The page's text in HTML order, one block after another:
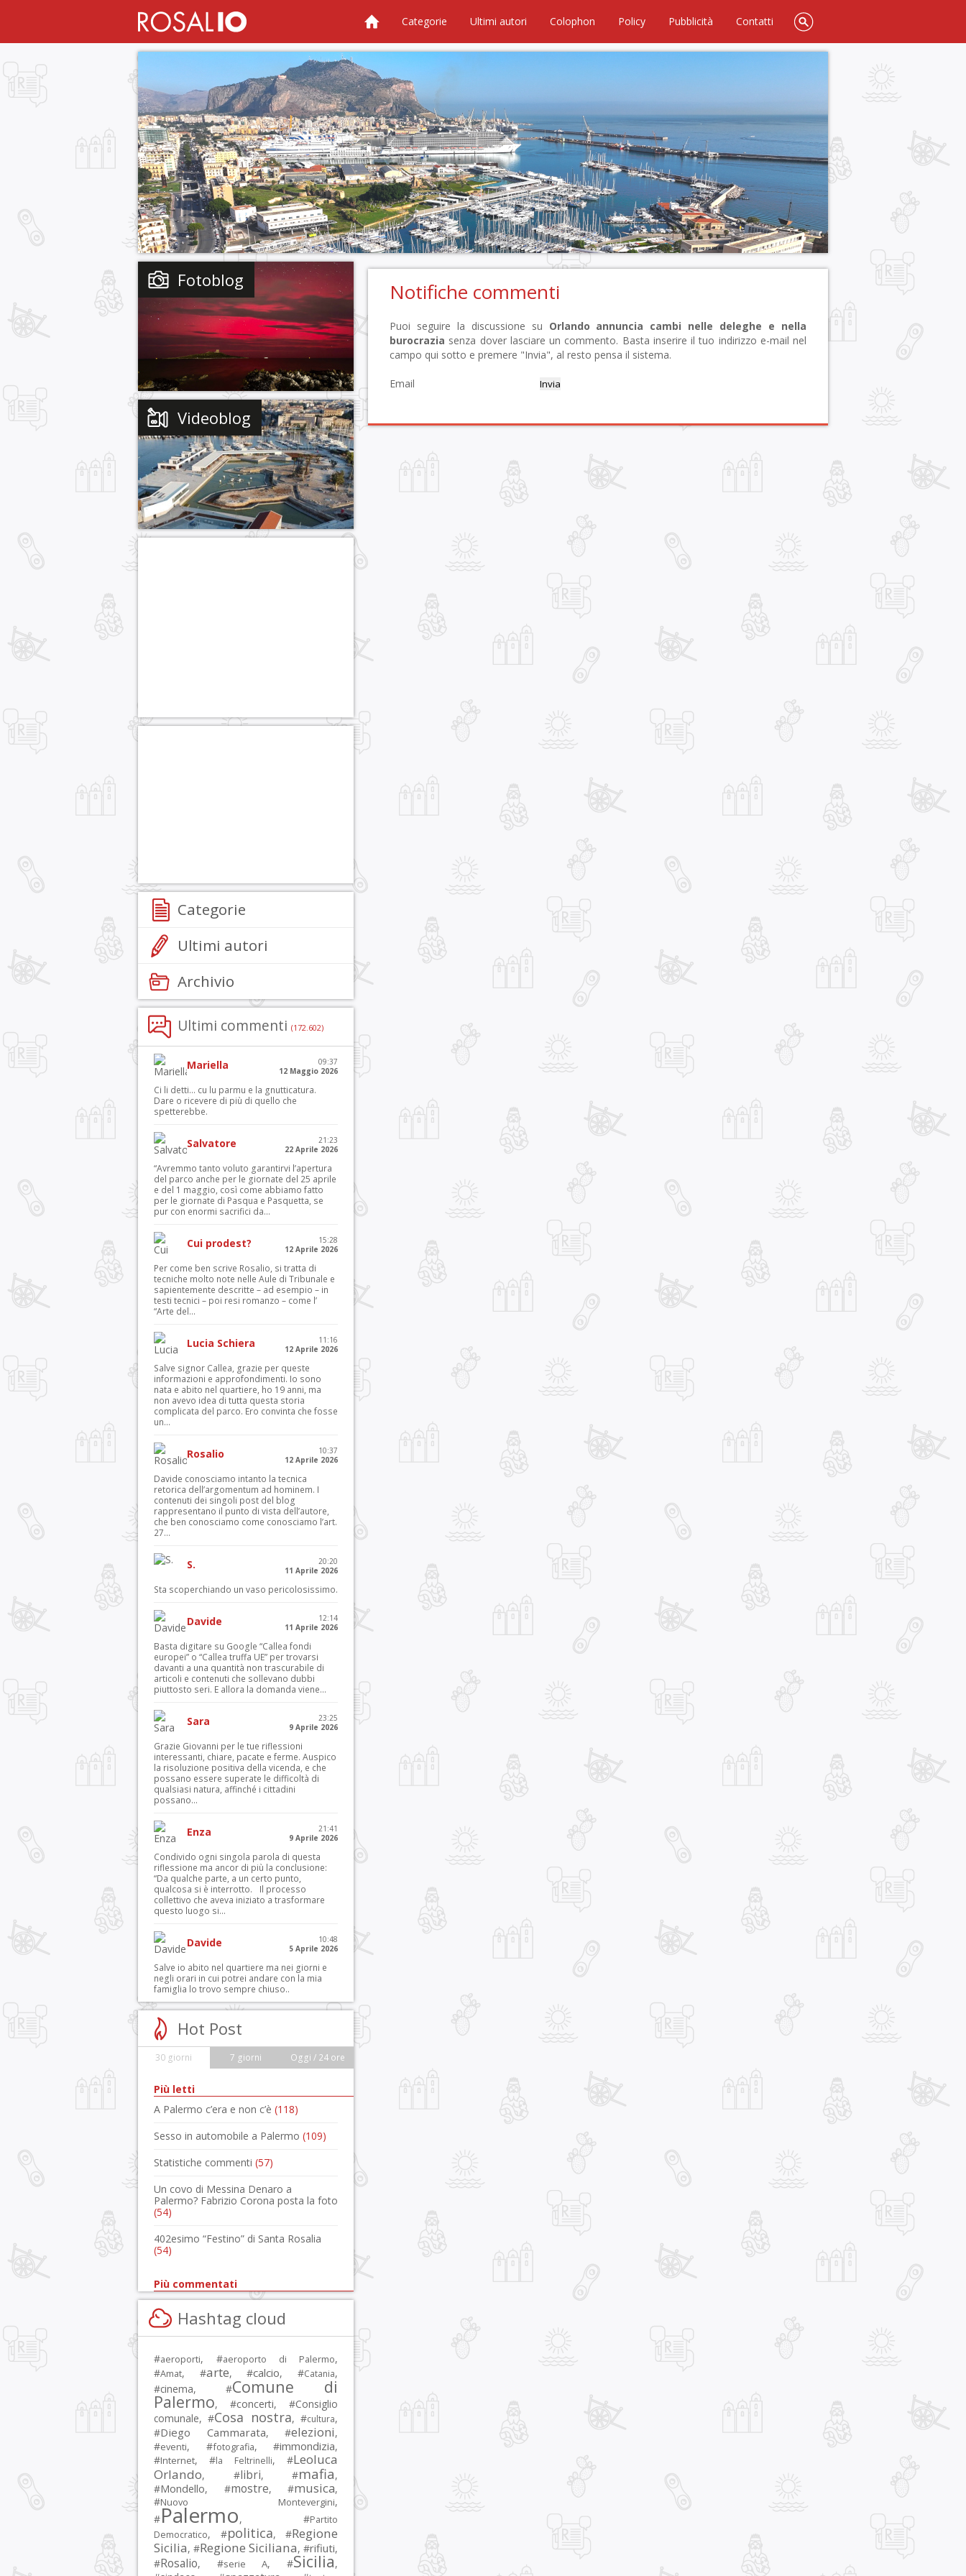
Categorie Ultimi autori Colophon Policy Pubblicità Contatti
Notifiche commenti
Puoi seguire la discussione su Orlando annuncia cambi nelle deleghe e nella
burocrazia senza dover lasciare un commento. Basta inserire il tuo indirizzo e-mail nel
campo qui sotto e premere "Invia", al resto pensa il sistema.
Email
Fotoblog
Videoblog
Categorie
Ultimi autori
Archivio
Ultimi commenti (172.602)
Mariella
09:37
12 Maggio 2026
Ci li detti… cu lu parmu e la gnutticatura.
Dare o ricevere di più di quello che
spetterebbe.
Salvatore
21:23
22 Aprile 2026
“Avremmo tanto voluto garantirvi l’apertura
del parco anche per le giornate del 25 aprile
e del 1 maggio, così come abbiamo fatto
per le giornate di Pasqua e Pasquetta, se
pur con enormi sacrifici da...
Cui prodest?
15:28
12 Aprile 2026
Per come ben scrive Rosalio, si tratta di
tecniche molto note nelle Aule di Tribunale e
sapientemente descritte – ad esempio – in
testi tecnici – poi resi romanzo – come l’
“Arte del...
Lucia Schiera
11:16
12 Aprile 2026
Salve signor Callea, grazie per queste
informazioni e approfondimenti. Io sono
nata e abito nel quartiere, ho 19 anni, ma
non avevo idea di tutta questa storia
complicata del parco. Ero convinta che fosse
un...
Rosalio
10:37
12 Aprile 2026
Davide conosciamo intanto la tecnica
retorica dell’argomentum ad hominem. I
contenuti dei singoli post del blog
rappresentano il punto di vista dell’autore,
che ben conosciamo come conosciamo l’art.
27...
S.
20:20
11 Aprile 2026
Sta scoperchiando un vaso pericolosissimo.
Davide
12:14
11 Aprile 2026
Basta digitare su Google “Callea fondi
europei” o “Callea truffa UE” per trovarsi
davanti a una quantità non trascurabile di
articoli e contenuti che sollevano dubbi
piuttosto seri. E allora la domanda viene...
Sara
23:25
9 Aprile 2026
Grazie Giovanni per le tue riflessioni
interessanti, chiare, pacate e ferme. Auspico
la risoluzione positiva della vicenda, e che
possano essere superate le difficoltà di
qualsiasi natura, affinché i cittadini
possano...
Enza
21:41
9 Aprile 2026
Condivido ogni singola parola di questa
riflessione ma ancor di più la conclusione:
“Da qualche parte, a un certo punto,
qualcosa si è interrotto. Il processo
collettivo che aveva iniziato a trasformare
questo luogo si...
Davide
10:48
5 Aprile 2026
Salve io abito nel quartiere ma nei giorni e
negli orari in cui potrei andare con la mia
famiglia lo trovo sempre chiuso..
Hot Post
30 giorni 7 giorni Oggi / 24 ore
Più letti
A Palermo c’era e non c’è (118)
Sesso in automobile a Palermo (109)
Statistiche commenti (57)
Un covo di Messina Denaro a
Palermo? Fabrizio Corona posta la foto
(54)
402esimo “Festino” di Santa Rosalia
(54)
Più commentati
Hashtag cloud
#aeroporti, #aeroporto di Palermo,
#Amat, #arte, #calcio, #Catania,
#cinema, #Comune di
Palermo, #concerti, #Consiglio
comunale, #Cosa nostra, #cultura,
#Diego Cammarata, #elezioni,
#eventi, #fotografia, #immondizia,
#Internet, #la Feltrinelli, #Leoluca
Orlando, #libri, #mafia,
#Mondello, #mostre, #musica,
#Nuovo Montevergini,
#Palermo, #Partito
Democratico, #politica, #Regione
Sicilia, #Regione Siciliana, #rifiuti,
#Rosalio, #serie A, #Sicilia,